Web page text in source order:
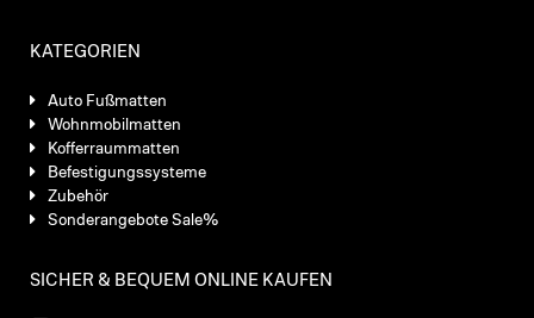
KATEGORIEN
Auto Fußmatten
Wohnmobilmatten
Kofferraummatten
Befestigungssysteme
Zubehör
Sonderangebote Sale%
SICHER & BEQUEM ONLINE KAUFEN